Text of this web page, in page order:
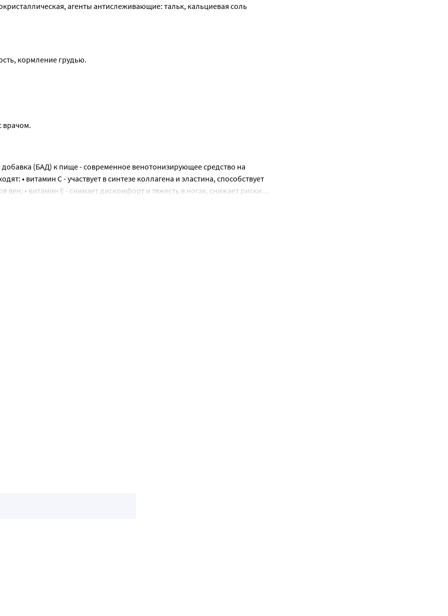
агенты антислеживающие: тальк, кальциевая соль
кормление грудью.
врачом.
(БАД) к пище - современное венотонизирующее средство на
• витамин С - участвует в синтезе коллагена и эластина, способствует
• витамин Е - снимает дискомфорт и тяжесть в ногах, снижает риски
(АУП** не установлен), Витамин С - 60 мг (100%
только «косметические дефекты». Это еще и предупреждения о
угрозу жизни и здоровью пациента. Поэтому профилактика и
болезнь - необратимый процесс. Если вены уже расширены,
как раз и решает эту задачу. Диосмин - это биофлавоноид с
венопротектором растительного происхождения. Флебологи
основе. Диосмин достоверно улучшает качество жизни, уменьшает
снижает риск осложнений и рецидивов заболевания после
на всех стадиях хронических заболеваний вен.